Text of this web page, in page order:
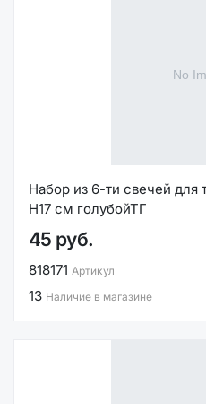
Набор из 6-ти свечей для
H17 см голубойТГ
45 руб.
818171 Артикул
13 Наличие в магазине